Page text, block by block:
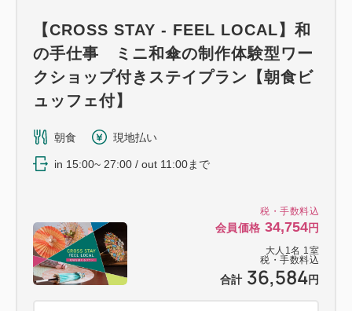
税・手数料込
会員価格 34,754円
大人 1名 1室
税・手数料込
合計 36,584円
【CROSS STAY - FEEL LOCAL】和
の手仕事 ミニ和傘の制作体験型ワー
クショップ付きステイプラン【朝食ビ
ュッフェ付】
朝食 現地払い
in 15:00~ 27:00 / out 11:00まで